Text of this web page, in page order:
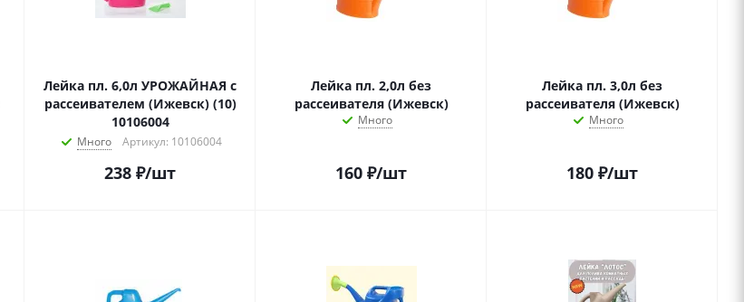
Лейка пл. 6,0л УРОЖАЙНАЯ с
рассеивателем (Ижевск) (10)
10106004
Много Артикул: 10106004
238 ₽/шт
Лейка пл. 2,0л без
рассеивателя (Ижевск)
Много
160 ₽/шт
Лейка пл. 3,0л без
рассеивателя (Ижевск)
Много
180 ₽/шт